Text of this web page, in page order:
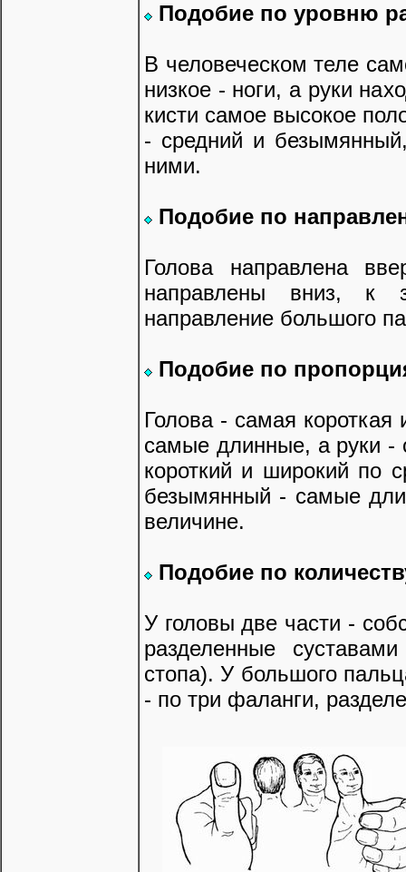
Подобие по уровню
В человеческом теле
низкое - ноги, а руки
кисти самое высокое
- средний и
ними.
Подобие по
Голова направлена
направлены вниз, к
направление большого
Подобие по
Голова - самая
самые длинные, а руки -
короткий и широкий по
безымянный - самые
величине.
Подобие по
У головы две части -
разделенные
стопа). У большого
- по три фаланги,